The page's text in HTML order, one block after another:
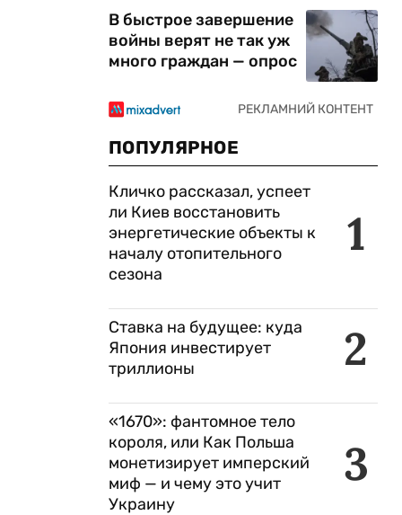
В быстрое завершение
войны верят не так уж
много граждан — опрос
ПОПУЛЯРНОЕ
1
Кличко рассказал, успеет
ли Киев восстановить
энергетические объекты к
началу отопительного
сезона
2
Ставка на будущее: куда
Япония инвестирует
триллионы
3
«1670»: фантомное тело
короля, или Как Польша
монетизирует имперский
миф — и чему это учит
Украину